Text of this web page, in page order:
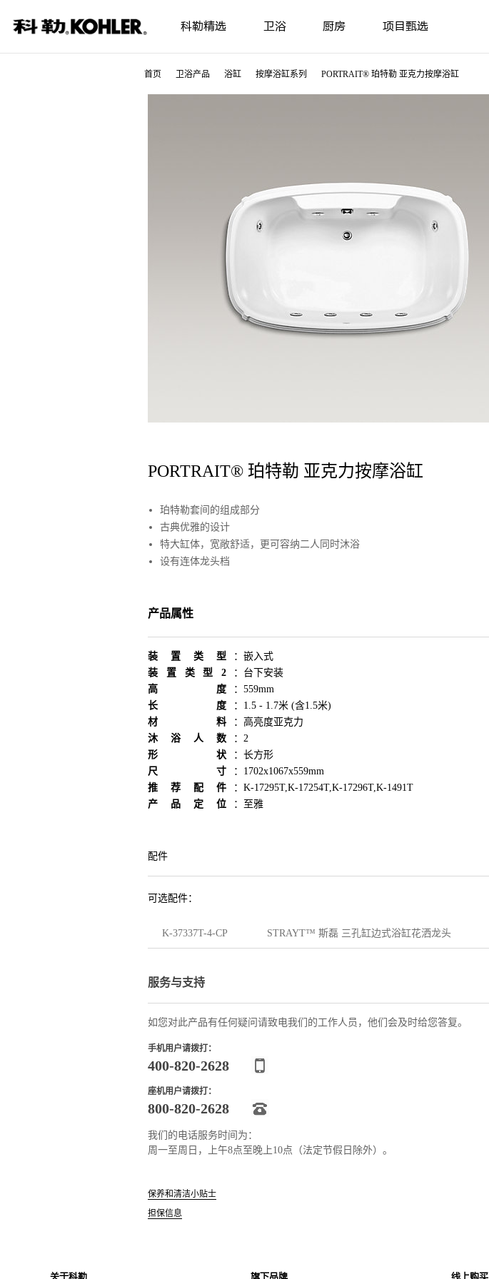
科勒精选 卫浴 厨房 项目甄选
首页 卫浴产品 浴缸 按摩浴缸系列 PORTRAIT® 珀特勒 亚克力按摩浴缸
PORTRAIT® 珀特勒 亚克力按摩浴缸
珀特勒套间的组成部分
古典优雅的设计
特大缸体，宽敞舒适，更可容纳二人同时沐浴
设有连体龙头档
产品属性
装置类型 ： 嵌入式
装置类型2
： 台下安装
高度
： 559mm
长度
： 1.5 - 1.7米 (含1.5米)
材料
： 高亮度亚克力
沐浴人数
： 2
形状
： 长方形
尺寸
： 1702x1067x559mm
推荐配件
： K-17295T,K-17254T,K-17296T,K-1491T
产品定位
： 至雅
配件
可选配件：
K-37337T-4-CP STRAYT™ 斯磊 三孔缸边式浴缸花洒龙头
服务与支持
如您对此产品有任何疑问请致电我们的工作人员，他们会及时给您答复。
手机用户请拨打：
400-820-2628
座机用户请拨打：
800-820-2628
我们的电话服务时间为：
周一至周日，上午8点至晚上10点（法定节假日除外）。
保养和清洁小贴士
担保信息